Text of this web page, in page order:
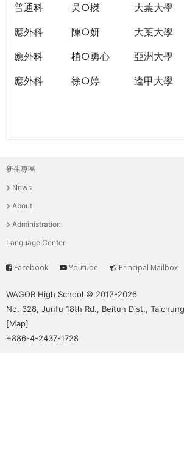
普通科
吳○榤
大葉大學
應外科
陳○妍
大葉大學
應外科
植○勇心
亞洲大學
應外科
徐○婷 逢甲大學
主
選
單
新生專區
News
About
Administration
Language Center
Service
Facebook Youtube Principal Mailbox
WAGOR High School © 2012-2026
No. 328, Junfu 18th Rd., Beitun Dist.,
[Map]
+886-4-2437-1728